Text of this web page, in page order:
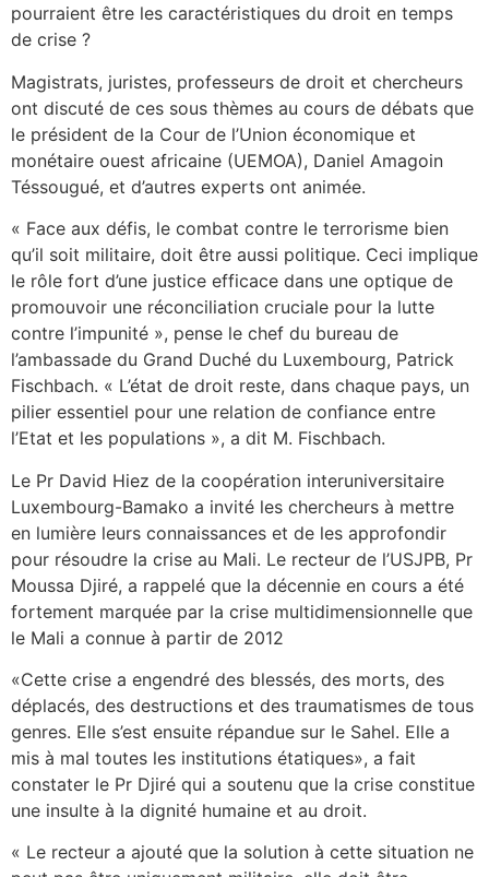
pourraient être les caractéristiques du droit en temps
de crise ?
Magistrats, juristes, professeurs de droit et chercheurs
ont discuté de ces sous thèmes au cours de débats que
le président de la Cour de l’Union économique et
monétaire ouest africaine (UEMOA), Daniel Amagoin
Téssougué, et d’autres experts ont animée.
« Face aux défis, le combat contre le terrorisme bien
qu’il soit militaire, doit être aussi politique. Ceci implique
le rôle fort d’une justice efficace dans une optique de
promouvoir une réconciliation cruciale pour la lutte
contre l’impunité », pense le chef du bureau de
l’ambassade du Grand Duché du Luxembourg, Patrick
Fischbach. « L’état de droit reste, dans chaque pays, un
pilier essentiel pour une relation de confiance entre
l’Etat et les populations », a dit M. Fischbach.
Le Pr David Hiez de la coopération interuniversitaire
Luxembourg-Bamako a invité les chercheurs à mettre
en lumière leurs connaissances et de les approfondir
pour résoudre la crise au Mali. Le recteur de l’USJPB, Pr
Moussa Djiré, a rappelé que la décennie en cours a été
fortement marquée par la crise multidimensionnelle que
le Mali a connue à partir de 2012
«Cette crise a engendré des blessés, des morts, des
déplacés, des destructions et des traumatismes de tous
genres. Elle s’est ensuite répandue sur le Sahel. Elle a
mis à mal toutes les institutions étatiques», a fait
constater le Pr Djiré qui a soutenu que la crise constitue
une insulte à la dignité humaine et au droit.
« Le recteur a ajouté que la solution à cette situation ne